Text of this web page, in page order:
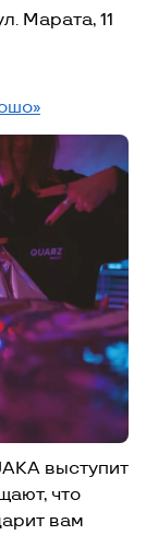
Марата, 11
выступит
что
вам